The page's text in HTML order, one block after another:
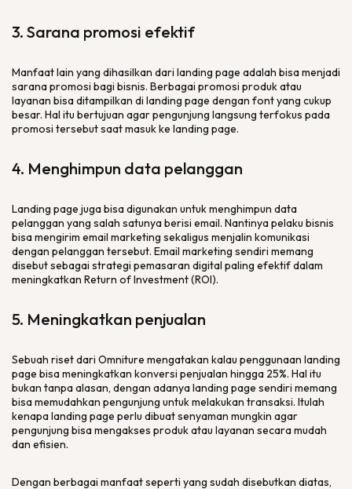
3. Sarana promosi efektif
Manfaat lain yang dihasilkan dari landing page adalah bisa menjadi
sarana promosi bagi bisnis. Berbagai promosi produk atau
layanan bisa ditampilkan di landing page dengan fontyang cukup
besar. Hal itu bertujuan agar pengunjung langsung terfokus pada
promosi tersebut saat masuk ke landing page.
4. Menghimpun data pelanggan
Landing page juga bisa digunakan untuk menghimpun data
pelanggan yang salah satunya berisi email. Nantinya pelaku bisnis
bisa mengirim email marketing sekaligus menjalin komunikasi
dengan pelanggan tersebut. Email marketing sendiri memang
disebut sebagai strategi pemasaran digital paling efektif dalam
meningkatkan Return of Investment(ROI).
5. Meningkatkan penjualan
Sebuah riset dari Omniture mengatakan kalau penggunaan landing
page bisa meningkatkan konversi penjualan hingga 25%. Hal itu
bukan tanpa alasan, dengan adanyalanding page sendiri memang
bisa memudahkan pengunjung untuk melakukan transaksi. Itulah
kenapalanding page perlu dibuat senyaman mungkin agar
pengunjung bisa mengakses produk atau layanan secara mudah
dan efisien.
Dengan berbagai manfaat seperti yang sudah disebutkan diatas,